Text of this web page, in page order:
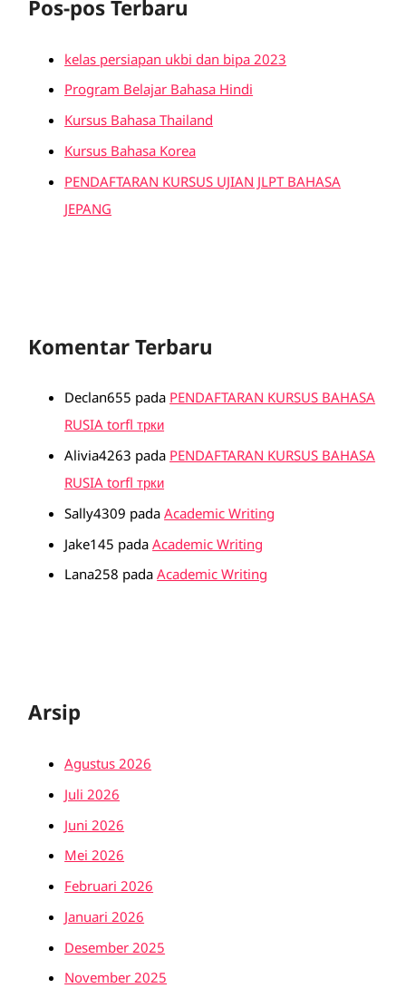
Pos-pos Terbaru
kelas persiapan ukbi dan bipa 2023
Program Belajar Bahasa Hindi
Kursus Bahasa Thailand
Kursus Bahasa Korea
PENDAFTARAN KURSUS UJIAN JLPT BAHASA
JEPANG
Komentar Terbaru
Declan655 pada PENDAFTARAN KURSUS BAHASA
RUSIA torfl трки
Alivia4263 pada PENDAFTARAN KURSUS BAHASA
RUSIA torfl трки
Sally4309 padaAcademic Writing
Jake145 padaAcademic Writing
Lana258 padaAcademic Writing
Arsip
Agustus 2026
Juli 2026
Juni 2026
Mei 2026
Februari 2026
Januari 2026
Desember 2025
November 2025